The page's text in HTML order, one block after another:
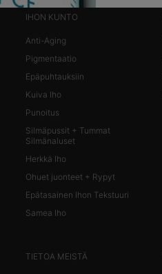
IHON KUNTO
Anti-Aging
Pigmentaatio
Epäpuhtauksiin
Kuiva Iho
Punoitus
Silmäpussit + Tummat
Silmänaluset
Herkkä Iho
Ohuet juonteet + Rypyt
Epätasainen Ihon Tekstuuri
Samea Iho
TIETOA MEISTÄ